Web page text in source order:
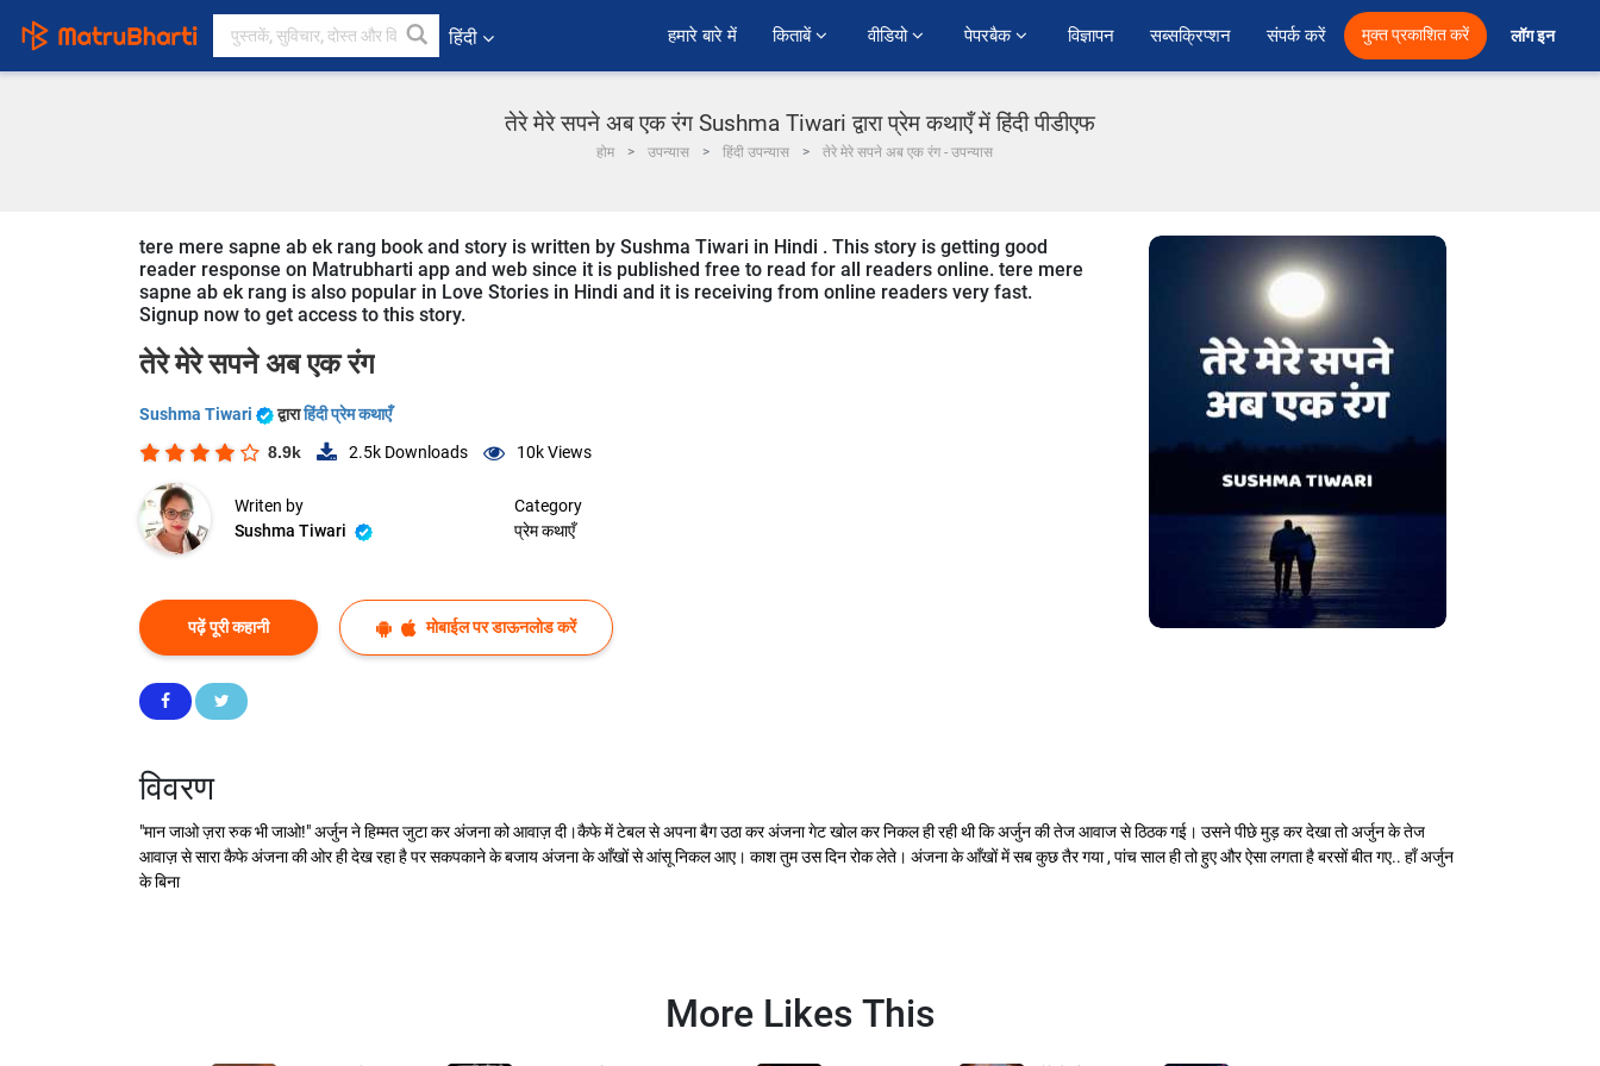
हिंदी हमारे बारे में किताबें वीडियो पेपरबैक विज्ञापन सब्सक्रिप्शन संपर्क करें मुक्त प्रकाशित करें लॉग इन
तेरे मेरे सपने अब एक रंग Sushma Tiwari द्वारा प्रेम कथाएँ में हिंदी पीडीएफ
होम उपन्यास हिंदी उपन्यास तेरे मेरे सपने अब एक रंग - उपन्यास
tere mere sapne ab ek rang book and story is written by Sushma Tiwari in Hindi . This story is getting good
reader response on Matrubharti app and web since it is published free to read for all readers online. tere mere
sapne ab ek rang is also popular in Love Stories in Hindi and it is receiving from online readers very fast.
Signup now to get access to this story.
तेरे मेरे सपने अब एक रंग
Sushma Tiwari द्वाराहिंदी प्रेम कथाएँ
8.9k 2.5k Downloads 10kViews
Writen by
Sushma Tiwari
Category
प्रेम कथाएँ
पढ़ें पूरी कहानी मोबाईल पर डाऊनलोड करें
विवरण
"मान जाओ ज़रा रुक भी जाओ!" अर्जुन ने हिम्मत जुटा कर अंजना को आवाज़ दी।कैफे में टेबल से अपना बैग उठा कर अंजना गेट खोल कर निकल ही रही थी कि अर्जुन की तेज आवाज से ठिठक गई। उसने पीछे मुड़ कर देखा तो अर्जुन के तेज
आवाज़ से सारा कैफे अंजना की ओर ही देख रहा है पर सकपकाने के बजाय अंजना के आँखों से आंसू निकल आए। काश तुम उस दिन रोक लेते। अंजना के आँखों में सब कुछ तैर गया , पांच साल ही तो हुए और ऐसा लगता है बरसों बीत गए.. हाँ अर्जुन
के बिना
More Likes This